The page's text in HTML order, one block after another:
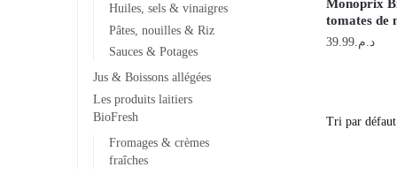
Monoprix
tomates de
د.م.39.99
Huiles, sels & vinaigres
Pâtes, nouilles & Riz
Sauces & Potages
Jus & Boissons allégées
Les produits laitiers
BioFresh
Fromages & crèmes
fraîches